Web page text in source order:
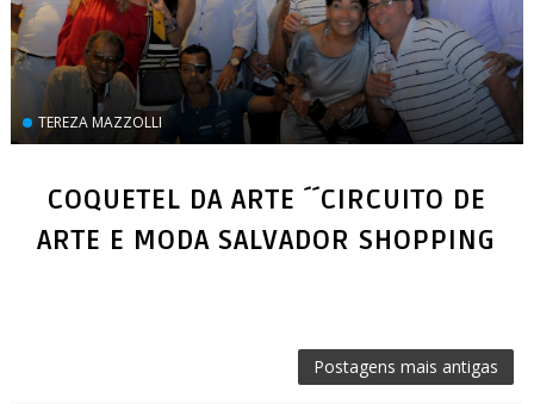
TEREZA MAZZOLLI
COQUETEL DA ARTE ´´CIRCUITO DE
ARTE E MODA SALVADOR SHOPPING
Postagens mais antigas